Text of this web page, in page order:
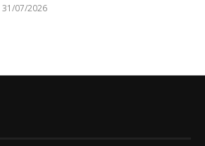
31/07/2026